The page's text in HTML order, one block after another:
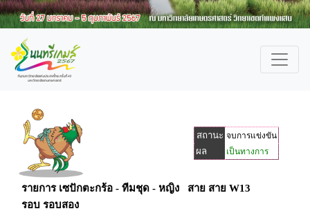
สถานะ จบการแข่งขัน
ผล เป็นทางการ
รายการ เซปักตะกร้อ - ทีมชุด - หญิง สาย สาย W13
รอบ รอบสอง